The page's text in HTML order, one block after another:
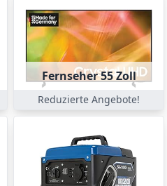
Fernseher 55 Zoll
Reduzierte Angebote!